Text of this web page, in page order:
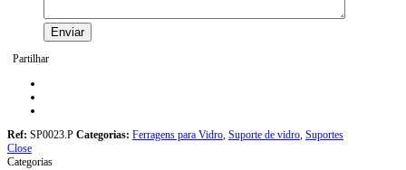
Partilhar
Ref: SP0023.P Categorias: Ferragens para Vidro, Suporte de vidro, Suportes
Close
Categorias